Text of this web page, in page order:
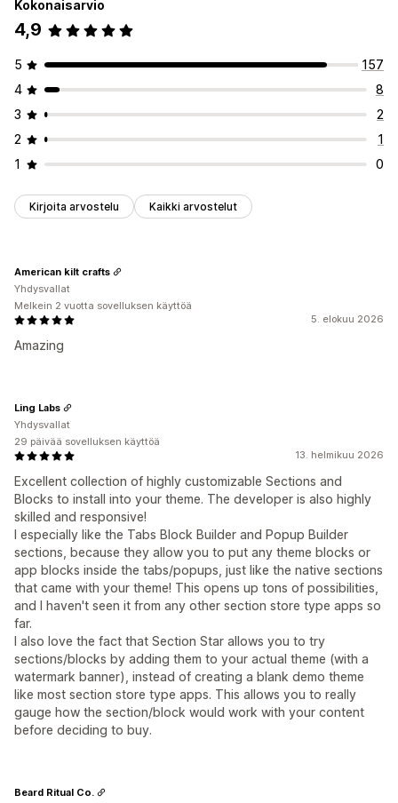
Oikeudelliset sivut
Mukautetut sivut
Elementit
Mukautettu koodi
Kokonaisarvio
4,9
5
157
4
8
3
2
2
1
1
0
Kirjoita arvostelu Kaikki arvostelut
5. elokuu 2026
Amazing
American kilt crafts
Yhdysvallat
Melkein 2 vuotta sovelluksen käyttöä
13. helmikuu 2026
Excellent collection of highly customizable Sections and
Blocks to install into your theme. The developer is also highly
skilled and responsive!
I especially like the Tabs Block Builder and Popup Builder
sections, because they allow you to put any theme blocks or
app blocks inside the tabs/popups, just like the native sections
that came with your theme! This opens up tons of possibilities,
and I haven't seen it from any other section store type apps so
far.
I also love the fact that Section Star allows you to try
sections/blocks by adding them to your actual theme (with a
watermark banner), instead of creating a blank demo theme
like most section store type apps. This allows you to really
gauge how the section/block would work with your content
before deciding to buy.
Ling Labs
Yhdysvallat
29 päivää sovelluksen käyttöä
Beard Ritual Co.